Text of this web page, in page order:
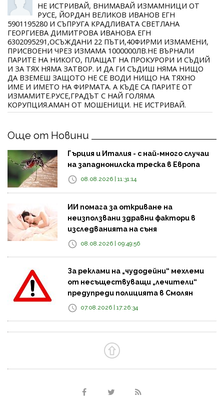
НЕ ИСТРИВАЙ, ВНИМАВАЙ ИЗМАМНИЦИ ОТ
РУСЕ, ЙОРДАН ВЕЛИКОВ ИВАНОВ ЕГН
5901195280 И СЪПРУГА КРАДЛИВАТА СВЕТЛАНА
ГЕОРГИЕВА ДИМИТРОВА ИВАНОВА ЕГН
6302095291,ОСЪЖДАНИ 22 ПЪТИ,40ФИРМИ ИЗМАМЕНИ,
ПРИСВОЕНИ ЧРЕЗ ИЗМАМА 1000000ЛВ.НЕ ВЪРНАЛИ
ПАРИТЕ НА НИКОГО, ПЛАЩАТ НА ПРОКУРОРИ И СЪДИЙ
И ЗА ТЯХ НЯМА ЗАТВОР. И ДА ГИ СЪДИШ НЯМА НИЩО
ДА ВЗЕМЕШ ЗАЩОТО НЕ СЕ ВОДИ НИЩО НА ТЯХНО
ИМЕ И ИМЕТО НА ФИРМАТА. А КЪДЕ СА ПАРИТЕ ОТ
ИЗМАМИТЕ.РУСЕ,ГРАДЪТ С НАЙ ГОЛЯМА
КОРУПЦИЯ.АМАН ОТ МОШЕНИЦИ. НЕ ИСТРИВАЙ.
Още от Новини
Гърция и Италия - с най-много случаи
на западнонилска треска в Европа
08.08.2026 | 11:31:14
ИИ помага за откриване на
неизползвани здравни фактори в
изследванията на съня
08.08.2026 | 09:49:56
За реклами на „чудодейни“ мехлеми
от несъществуващи „лечители“
предупреди полицията в Смолян
07.08.2026 | 17:26:34